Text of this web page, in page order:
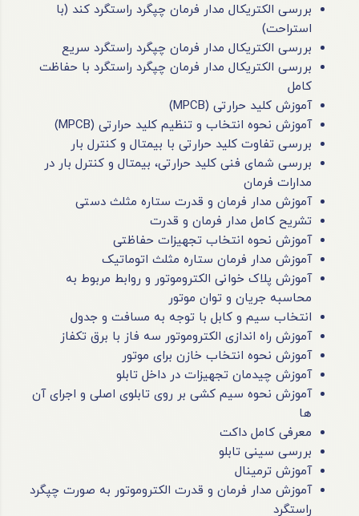
بررسی الکتریکال مدار فرمان چپگرد راستگرد کند (با
استراحت)
بررسی الکتریکال مدار فرمان چپگرد راستگرد سریع
بررسی الکتریکال مدار فرمان چپگرد راستگرد با حفاظت
کامل
آموزش کلید حرارتی (MPCB)
آموزش نحوه انتخاب و تنظیم کلید حرارتی (MPCB)
بررسی تفاوت کلید حرارتی با بیمتال و کنترل بار
بررسی شمای فنی کلید حرارتی، بیمتال و کنترل بار در
مدارات فرمان
آموزش مدار فرمان و قدرت ستاره مثلث دستی
تشریح کامل مدار فرمان و قدرت
آموزش نحوه انتخاب تجهیزات حفاظتی
آموزش مدار فرمان ستاره مثلث اتوماتیک
آموزش پلاک خوانی الکتروموتور و روابط مربوط به
محاسبه جریان و توان موتور
انتخاب سیم و کابل با توجه به مسافت و جدول
آموزش راه اندازی الکتروموتور سه فاز با برق تکفاز
آموزش نحوه انتخاب خازن برای موتور
آموزش چیدمان تجهیزات در داخل تابلو
آموزش نحوه سیم کشی بر روی تابلوی اصلی و اجرای آن
ها
معرفی کامل داکت
بررسی سینی تابلو
آموزش ترمینال
آموزش مدار فرمان و قدرت الکتروموتور به صورت چپگرد
راستگرد